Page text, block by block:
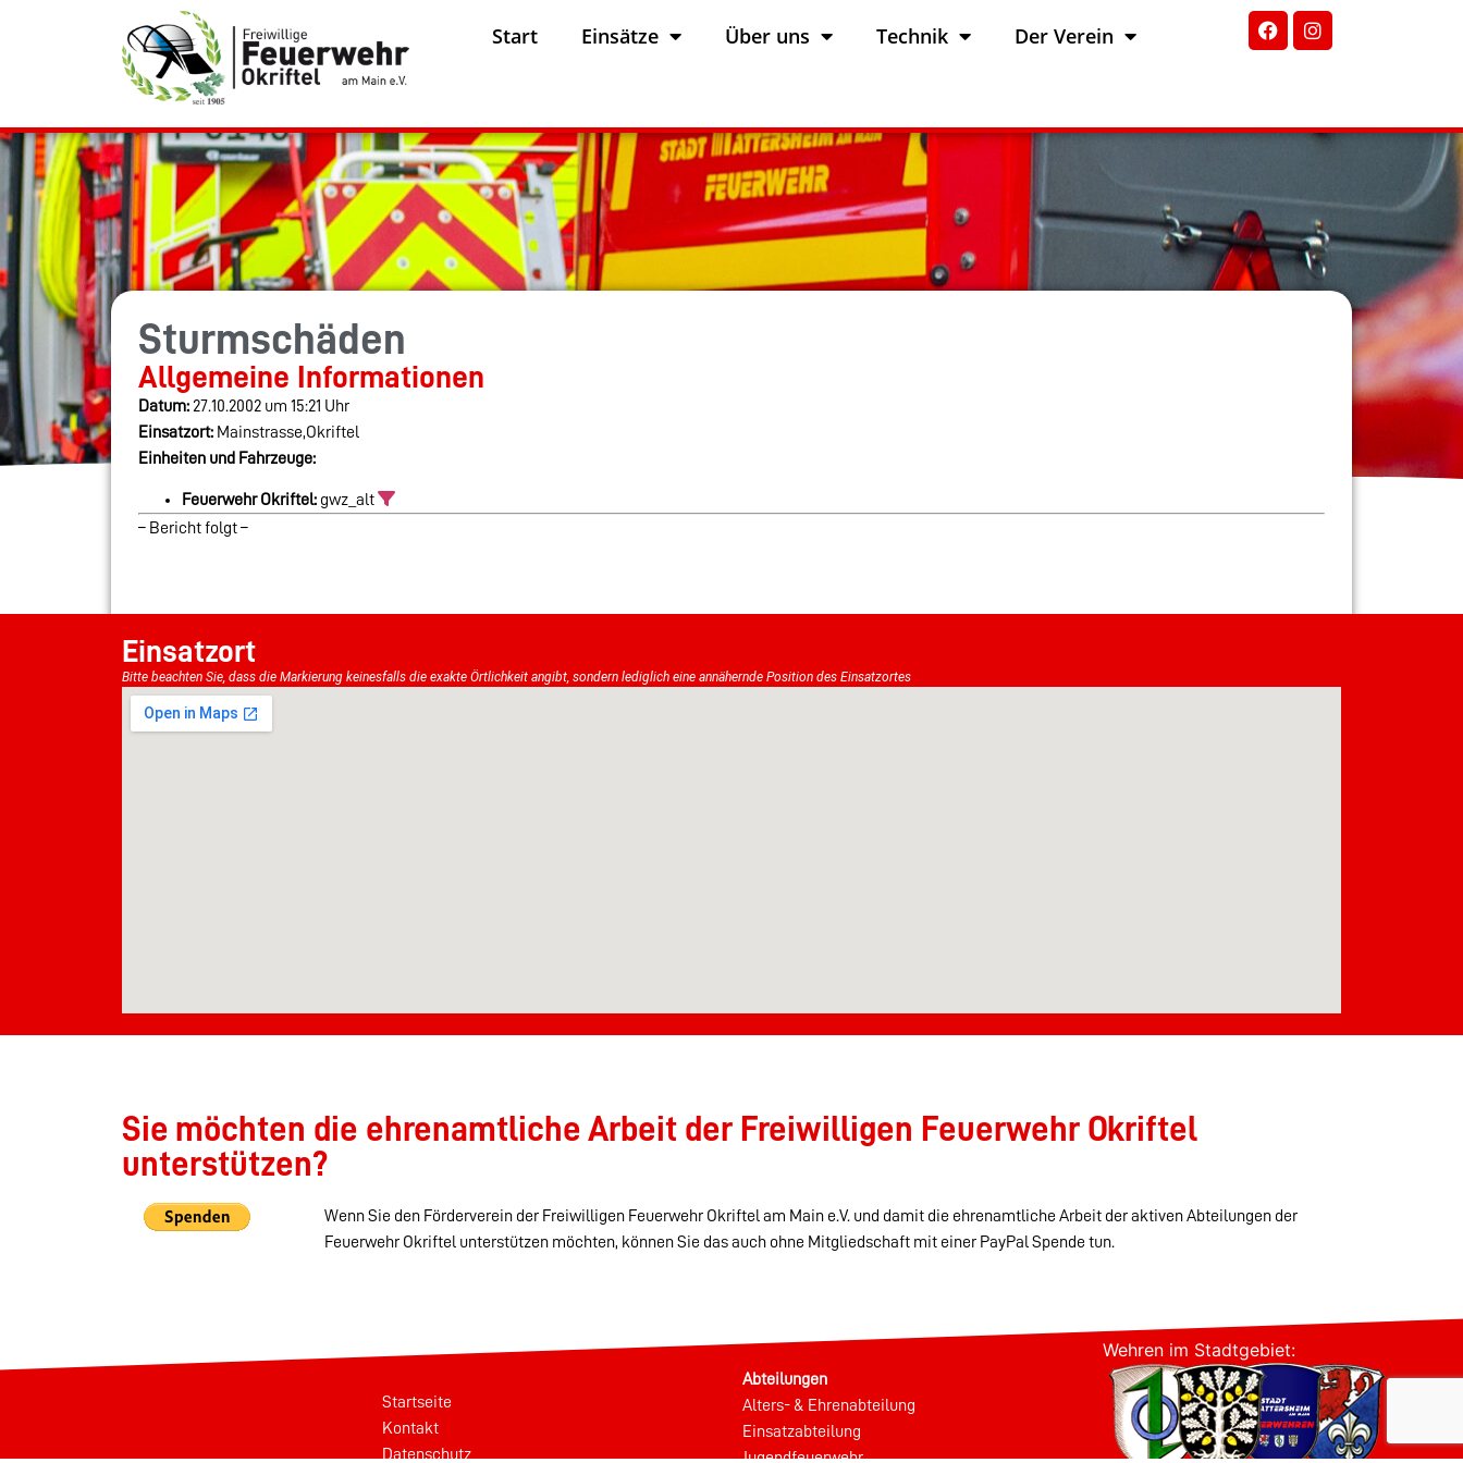
Start Einsätze Über uns Technik Der Verein
Sturmschäden
Allgemeine Informationen
Datum: 27.10.2002 um 15:21 Uhr
Einsatzort: Mainstrasse,Okriftel
Einheiten und Fahrzeuge:
Feuerwehr Okriftel: gwz_alt
– Bericht folgt –
Einsatzort
Bitte beachten Sie, dass die Markierung keinesfalls die exakte Örtlichkeit angibt, sondern lediglich eine annähernde Position des Einsatzortes
Sie möchten die ehrenamtliche Arbeit der Freiwilligen Feuerwehr Okriftel
unterstützen?
Wenn Sie den Förderverein der Freiwilligen Feuerwehr Okriftel am Main e.V. und damit die ehrenamtliche Arbeit der aktiven Abteilungen der
Feuerwehr Okriftel unterstützen möchten, können Sie das auch ohne Mitgliedschaft mit einer PayPal Spende tun.
Startseite
Kontakt
Datenschutz
Abteilungen
Alters- & Ehrenabteilung
Einsatzabteilung
Jugendfeuerwehr
Wehren im Stadtgebiet: